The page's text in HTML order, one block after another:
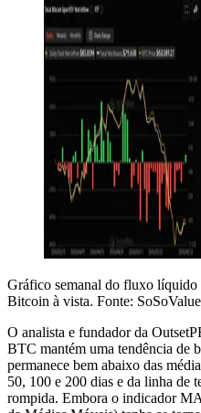
Gráfico semanal do fluxo líquido
Bitcoin à vista. Fonte:
O analista e fundador da
BTC mantém uma tendência de
permanece bem abaixo das
50, 100 e 200 dias e da linha de
rompida. Embora o indicador